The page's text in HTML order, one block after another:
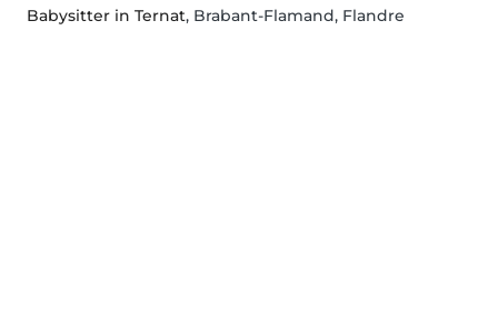
Babysitter in Ternat, Brabant-Flamand, Flandre